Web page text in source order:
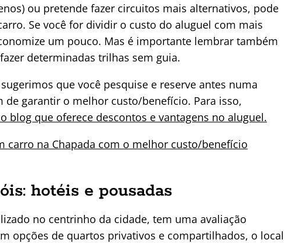
ou pretende fazer circuitos mais alternativos, pode
Se você for dividir o custo do aluguel com mais
um pouco. Mas é importante lembrar também
determinadas trilhas sem guia.
que você pesquise e reserve antes numa
de garantir o melhor custo/benefício. Para isso,
blog que oferece descontos e vantagens no aluguel.
carro na Chapada com o melhor custo/benefício
hotéis e pousadas
no centrinho da cidade, tem uma avaliação
opções de quartos privativos e compartilhados, o local